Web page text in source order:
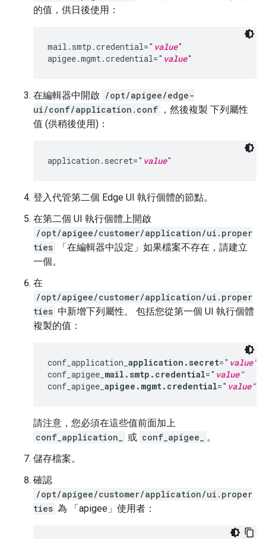
的值，供日後使用：
mail.smtp.credential=" value"
apigee.mgmt.credential=" value"
在編輯器中開啟 /opt/apigee/edge-
ui/conf/application.conf ，然後複製 下列屬性
值 (供稍後使用)：
application.secret=" value"
登入代管第二個 Edge UI 執行個體的節點。
在第二個 UI 執行個體上開啟
/opt/apigee/customer/application/ui.proper
ties
「在編輯器中設定」如果檔案不存在，請建立
一個。
在
/opt/apigee/customer/application/ui.proper
ties 中新增下列屬性。 包括您從第一個 UI 執行個體
複製的值：
conf_application_ application.secret=" value"
conf_apigee_ mail.smtp.credential=" value"
conf_apigee_ apigee.mgmt.credential=" value"
請注意，您必須在這些值前面加上
conf_application_
或 conf_apigee_
。
儲存檔案。
確認
/opt/apigee/customer/application/ui.proper
ties 為 「apigee」使用者：